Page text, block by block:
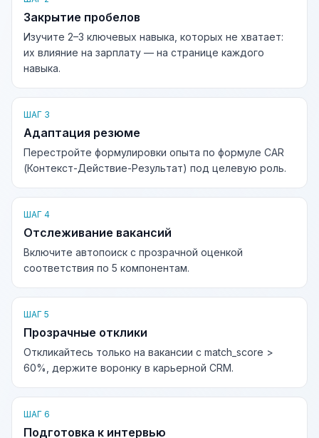
Закрытие пробелов
Изучите 2–3 ключевых навыка, которых не хватает:
их влияние на зарплату — на странице каждого
навыка.
ШАГ 3
Адаптация резюме
Перестройте формулировки опыта по формуле CAR
(Контекст-Действие-Результат) под целевую роль.
ШАГ 4
Отслеживание вакансий
Включите автопоиск с прозрачной оценкой
соответствия по 5 компонентам.
ШАГ 5
Прозрачные отклики
Откликайтесь только на вакансии с match_score >
60%, держите воронку в карьерной CRM.
ШАГ 6
Подготовка к интервью